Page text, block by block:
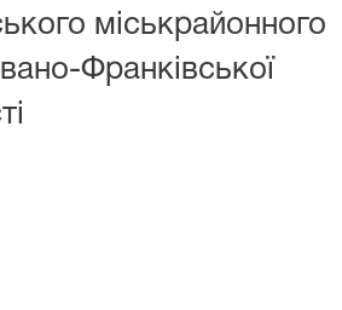
міськрайонного
Франківської